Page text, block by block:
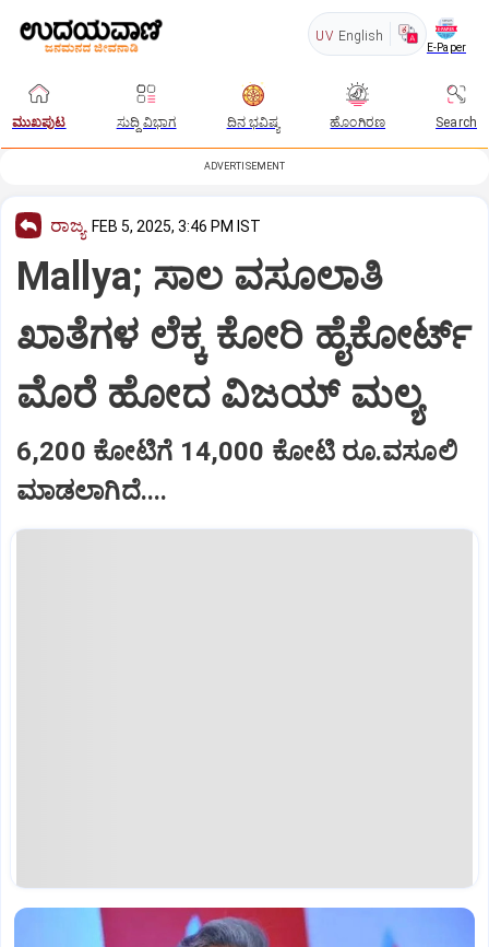
UV English
E-Paper
ಮುಖಪುಟ ಸುದ್ದಿ ವಿಭಾಗ ದಿನ ಭವಿಷ್ಯ ಹೊಂಗಿರಣ Search
ADVERTISEMENT
ರಾಜ್ಯ FEB 5, 2025, 3:46 PM IST
Mallya; ಸಾಲ ವಸೂಲಾತಿ
ಖಾತೆಗಳ ಲೆಕ್ಕ ಕೋರಿ ಹೈಕೋರ್ಟ್‌
ಮೊರೆ ಹೋದ ವಿಜಯ್ ಮಲ್ಯ
6,200 ಕೋಟಿಗೆ 14,000 ಕೋಟಿ ರೂ.ವಸೂಲಿ
ಮಾಡಲಾಗಿದೆ....